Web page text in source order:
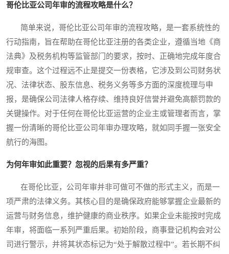
哥伦比亚公司年审的流程攻略是什么？
简单来说，哥伦比亚公司年审的流程攻略，是一套系统性的
行动指南，旨在帮助在哥伦比亚注册的各类企业，遵循当地《商
法典》及税务机构等监管部门的要求，按时、正确地完成年度合
规审查。这个过程远不止是提交一份表格，它涉及到公司财务状
况、法律状态、股东信息、税务义务等多方面的深度梳理与申
报，是确保公司法律人格存续、维持良好信誉并避免高额罚款的
关键操作。对于任何在哥伦比亚运营的企业主或管理者而言，掌
握一份清晰的哥伦比亚公司年审办理攻略，就如同手握一张安全
航行的海图。
为何年审如此重要？忽视的后果有多严重？
在哥伦比亚，公司年审并非可做可不做的形式主义，而是一
项严肃的法律义务。其核心目的是确保政府能够掌握企业最新的
运营与财务信息，维护健康的商业秩序。如果企业未能按时完成
年审，将面临一系列严重后果。初始阶段，商事登记机构会对公
司进行警示，并将其状态标记为“处于解散过程中”。若长期不纠